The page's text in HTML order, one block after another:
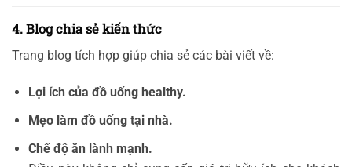
4. Blog chia sẻ kiến thức
Trang blog tích hợp giúp chia sẻ các bài viết về:
Lợi ích của đồ uống healthy.
Mẹo làm đồ uống tại nhà.
Chế độ ăn lành mạnh.